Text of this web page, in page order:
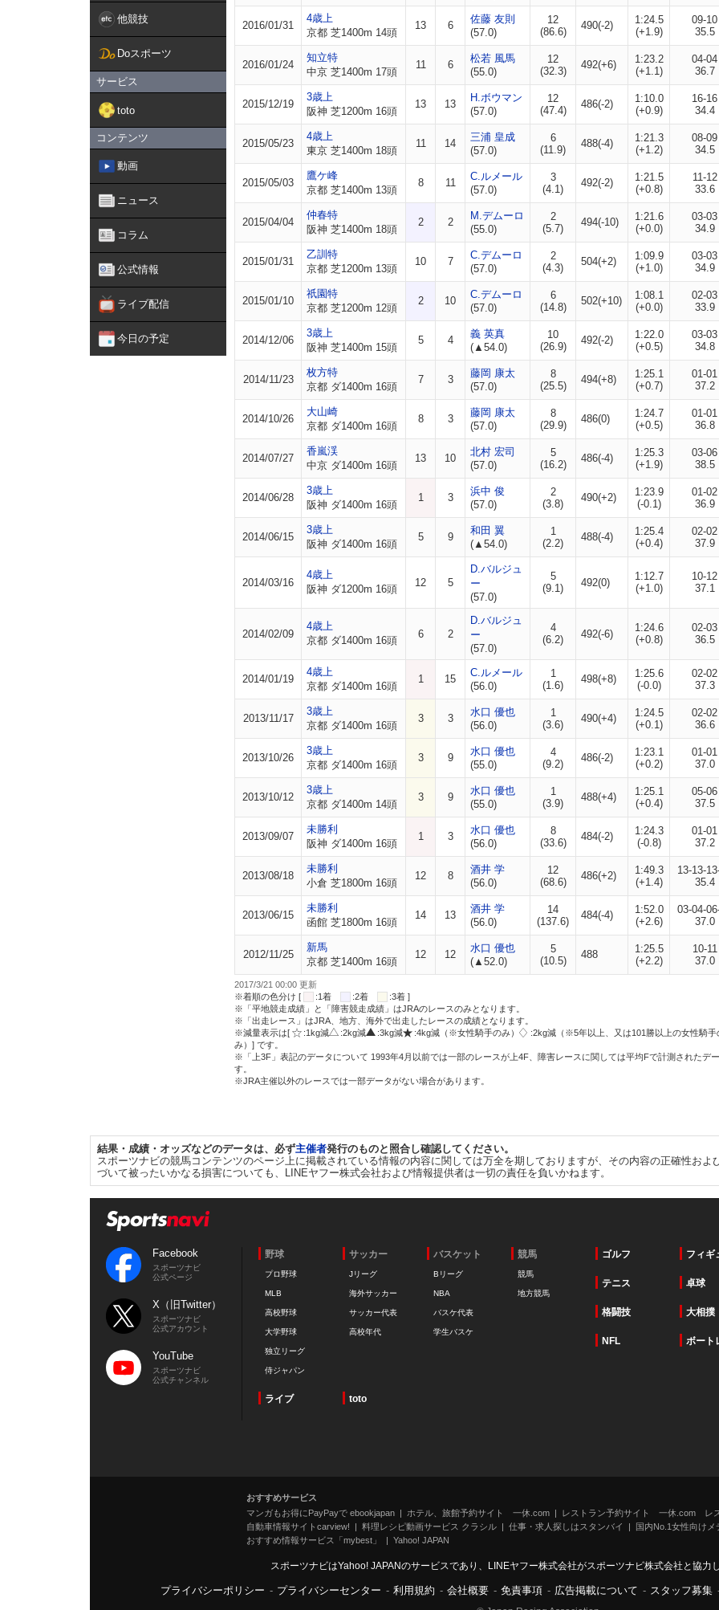
他競技
Doスポーツ
サービス
toto
コンテンツ
動画
ニュース
コラム
公式情報
ライブ配信
今日の予定
2016/01/31
4歳上
京都 芝1400m 14頭
13 6
佐藤 友則
(57.0)
12
(86.6)
490(-2)
1:24.5
(+1.9)
09-10
35.5
2016/01/24
知立特
中京 芝1400m 17頭
11 6
松若 風馬
(55.0)
12
(32.3)
492(+6)
1:23.2
(+1.1)
04-04
36.7
2015/12/19
3歳上
阪神 芝1200m 16頭
13 13
H.ボウマン
(57.0)
12
(47.4)
486(-2)
1:10.0
(+0.9)
16-16
34.4
2015/05/23
4歳上
東京 芝1400m 18頭
11 14
三浦 皇成
(57.0)
6
(11.9)
488(-4)
1:21.3
(+1.2)
08-09
34.5
2015/05/03
鷹ケ峰
京都 芝1400m 13頭
8 11
C.ルメール
(57.0)
3
(4.1)
492(-2)
1:21.5
(+0.8)
11-12
33.6
2015/04/04
仲春特
阪神 芝1400m 18頭
2 2
M.デムーロ
(55.0)
2
(5.7)
494(-10)
1:21.6
(+0.0)
03-03
34.9
2015/01/31
乙訓特
京都 芝1200m 13頭
10 7
C.デムーロ
(57.0)
2
(4.3)
504(+2)
1:09.9
(+1.0)
03-03
34.9
2015/01/10
祇園特
京都 芝1200m 12頭
2 10
C.デムーロ
(57.0)
6
(14.8)
502(+10)
1:08.1
(+0.0)
02-03
33.9
2014/12/06
3歳上
阪神 芝1400m 15頭
5 4
義 英真
(▲54.0)
10
(26.9)
492(-2)
1:22.0
(+0.5)
03-03
34.8
2014/11/23
枚方特
京都 ダ1400m 16頭
7 3
藤岡 康太
(57.0)
8
(25.5)
494(+8)
1:25.1
(+0.7)
01-01
37.2
2014/10/26
大山崎
京都 ダ1400m 16頭
8 3
藤岡 康太
(57.0)
8
(29.9)
486(0)
1:24.7
(+0.5)
01-01
36.8
2014/07/27
香嵐渓
中京 ダ1400m 16頭
13 10
北村 宏司
(57.0)
5
(16.2)
486(-4)
1:25.3
(+1.9)
03-06
38.5
2014/06/28
3歳上
阪神 ダ1400m 16頭
1 3
浜中 俊
(57.0)
2
(3.8)
490(+2)
1:23.9
(-0.1)
01-02
36.9
2014/06/15
3歳上
阪神 ダ1400m 16頭
5 9
和田 翼
(▲54.0)
1
(2.2)
488(-4)
1:25.4
(+0.4)
02-02
37.9
2014/03/16
4歳上
阪神 ダ1200m 16頭
12 5
D.バルジュ
ー
(57.0)
5
(9.1)
492(0)
1:12.7
(+1.0)
10-12
37.1
2014/02/09
4歳上
京都 ダ1400m 16頭
6 2
D.バルジュ
ー
(57.0)
4
(6.2)
492(-6)
1:24.6
(+0.8)
02-03
36.5
2014/01/19
4歳上
京都 ダ1400m 16頭
1 15
C.ルメール
(56.0)
1
(1.6)
498(+8)
1:25.6
(-0.0)
02-02
37.3
2013/11/17
3歳上
京都 ダ1400m 16頭
3 3
水口 優也
(56.0)
1
(3.6)
490(+4)
1:24.5
(+0.1)
02-02
36.6
2013/10/26
3歳上
京都 ダ1400m 16頭
3 9
水口 優也
(55.0)
4
(9.2)
486(-2)
1:23.1
(+0.2)
01-01
37.0
2013/10/12
3歳上
京都 ダ1400m 14頭
3 9
水口 優也
(55.0)
1
(3.9)
488(+4)
1:25.1
(+0.4)
05-06
37.5
2013/09/07
未勝利
阪神 ダ1400m 16頭
1 3
水口 優也
(56.0)
8
(33.6)
484(-2)
1:24.3
(-0.8)
01-01
37.2
2013/08/18
未勝利
小倉 芝1800m 16頭
12 8
酒井 学
(56.0)
12
(68.6)
486(+2)
1:49.3
(+1.4)
13-13-
35.4
2013/06/15
未勝利
函館 芝1800m 16頭
14 13
酒井 学
(56.0)
14
(137.6)
484(-4)
1:52.0
(+2.6)
03-04-
37.0
2012/11/25
新馬
京都 芝1400m 16頭
12 12
水口 優也
(▲52.0)
5
(10.5)
488
1:25.5
(+2.2)
10-11
37.0
2017/3/21 00:00 更新
※着順の色分け [
:1着 :2着
:3着 ]
※「平地競走成績」と「障害競走成績」はJRAのレースのみとなります。
※「出走レース」はJRA、地方、海外で出走したレースの成績となります。
※減量表示は[
:1kg減 :2kg減 :3kg減 :4kg減（※女性騎手のみ）
:2kg減（※5年以上、又は101勝以上の女性騎手
み）] です。
※「上3F」表記のデータについて 1993年4月以前では一部のレースが上4F、障害レースに関しては平均Fで計測されたデ
す。
※JRA主催以外のレースでは一部データがない場合があります。
結果・成績・オッズなどのデータは、必ず主催者発行のものと照合し確認してください。
スポーツナビの競馬コンテンツのページ上に掲載されている情報の内容に関しては万全を期しておりますが、その内容の正確性お
づいて被ったいかなる損害についても、LINEヤフー株式会社および情報提供者は一切の責任を負いかねます。
Facebook
スポーツナビ
公式ページ
X（旧Twitter）
スポーツナビ
公式アカウント
YouTube
スポーツナビ
公式チャンネル
野球
プロ野球
MLB
高校野球
大学野球
独立リーグ
侍ジャパン
サッカー
Jリーグ
海外サッカー
サッカー代表
高校年代
バスケット
Bリーグ
NBA
バスケ代表
学生バスケ
競馬
競馬
地方競馬
ゴルフ フィギ
テニス 卓球
格闘技 大相撲
NFL ボート
ライブ toto
おすすめサービス
マンガもお得にPayPayで ebookjapan
ホテル、旅館予約サイト 一休.com
レストラン予約サイト 一休.com レ
自動車情報サイトcarview!
料理レシピ動画サービス クラシル 仕事・求人探しはスタンバイ
国内No.1女性向けメ
おすすめ情報サービス「mybest」
Yahoo! JAPAN
スポーツナビはYahoo! JAPANのサービスであり、LINEヤフー株式会社がスポーツナビ株式会社と協力
プライバシーポリシー - プライバシーセンター - 利用規約 - 会社概要 - 免責事項 - 広告掲載について - スタッフ募集